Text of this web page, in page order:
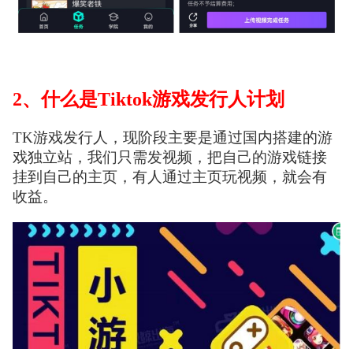
2、什么是Tiktok游戏发行人计划
TK游戏发行人，现阶段主要是通过国内搭建的游
戏独立站，我们只需发视频，把自己的游戏链接
挂到自己的主页，有人通过主页玩视频，就会有
收益。